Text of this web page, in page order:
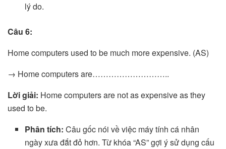
lý do.
Câu 6:
Home computers used to be much more expensive. (AS)
→ Home computers are………………………..
Lời giải: Home computers are not as expensive as they
used to be.
Phân tích: Câu gốc nói về việc máy tính cá nhân
ngày xưa đắt đỏ hơn. Từ khóa “AS” gợi ý sử dụng cấu